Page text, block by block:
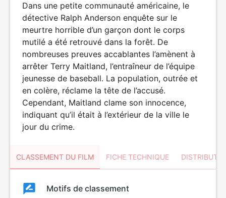
Dans une petite communauté américaine, le
détective Ralph Anderson enquête sur le
meurtre horrible d’un garçon dont le corps
mutilé a été retrouvé dans la forêt. De
nombreuses preuves accablantes l’amènent à
arrêter Terry Maitland, l’entraîneur de l’équipe
jeunesse de baseball. La population, outrée et
en colère, réclame la tête de l’accusé.
Cependant, Maitland clame son innocence,
indiquant qu’il était à l’extérieur de la ville le
jour du crime.
CLASSEMENT DU FILM FICHE TECHNIQUE
ClassementClassement
Motifs de classement